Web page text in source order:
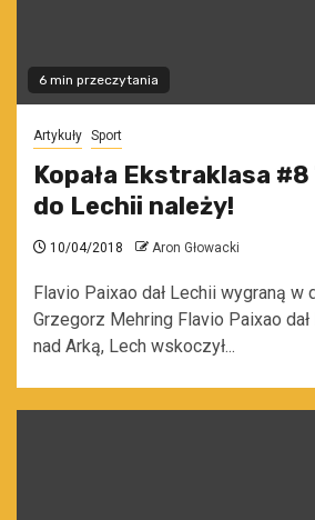
6 min przeczytania
Artykuły Sport
Kopała Ekstraklasa
do Lechii należy!
10/04/2018 Aron Głowacki
Flavio Paixao dał Lechii wygraną w
Grzegorz Mehring Flavio Paixao
nad Arką, Lech wskoczył...